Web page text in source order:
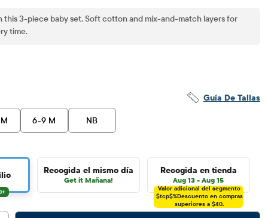
this 3-piece baby set. Soft cotton and mix-and-match layers for
time.
Guía De Tallas
6-9 M NB
Recogida el mismo día
Get it Mañana!
Recogida en tienda
Aug 13 - Aug 15
Valor adicional del segmento
$tcp$%Descuento en compras
superiores a $40.